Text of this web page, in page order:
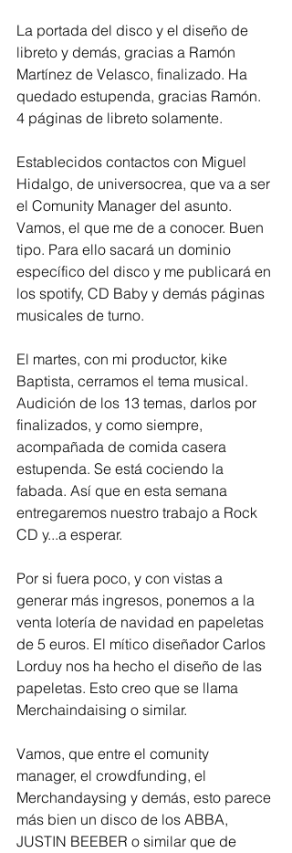
La portada del disco y el diseño de
libreto y demás, gracias a Ramón
Martínez de Velasco, finalizado. Ha
quedado estupenda, gracias Ramón.
4 páginas de libreto solamente.
Establecidos contactos con Miguel
Hidalgo, de universocrea, que va a ser
el Comunity Manager del asunto.
Vamos, el que me de a conocer. Buen
tipo. Para ello sacará un dominio
específico del disco y me publicará en
los spotify, CD Baby y demás páginas
musicales de turno.
El martes, con mi productor, kike
Baptista, cerramos el tema musical.
Audición de los 13 temas, darlos por
finalizados, y como siempre,
acompañada de comida casera
estupenda. Se está cociendo la
fabada. Así que en esta semana
entregaremos nuestro trabajo a Rock
CD y...a esperar.
Por si fuera poco, y con vistas a
generar más ingresos, ponemos a la
venta lotería de navidad en papeletas
de 5 euros. El mítico diseñador Carlos
Lorduy nos ha hecho el diseño de las
papeletas. Esto creo que se llama
Merchaindaising o similar.
Vamos, que entre el comunity
manager, el crowdfunding, el
Merchandaysing y demás, esto parece
más bien un disco de los ABBA,
JUSTIN BEEBER o similar que de